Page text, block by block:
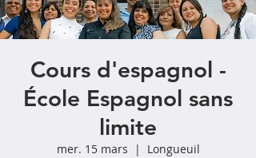
Cours d'espagnol -
École Espagnol sans
limite
mer. 15 mars
  |
Longueuil